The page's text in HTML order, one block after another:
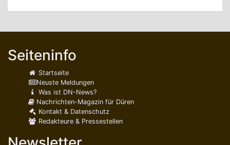
Seiteninfo
Startseite
Neuste Meldungen
Was ist DN-News?
Nachrichten-Magazin für Düren
Kontakt & Datenschutz
Redakteure & Pressestellen